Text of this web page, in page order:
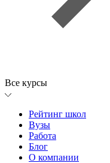
Все курсы
Рейтинг школ
Вузы
Работа
Блог
О компании